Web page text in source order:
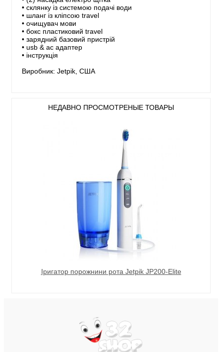
• склянку із системою подачі води
• шланг із кліпсою travel
• очищувач мови
• бокс пластиковий travel
• зарядний базовий пристрій
• usb & ac адаптер
• інструкція
Виробник: Jetpik, США
НЕДАВНО ПРОСМОТРЕНЫЕ ТОВАРЫ
Іригатор порожнини рота Jetpik JP200-Elite